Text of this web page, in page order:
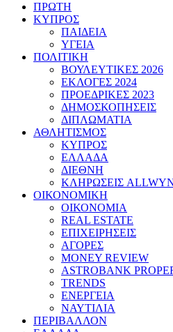
ΠΡΩΤΗ
ΚΥΠΡΟΣ
ΠΑΙΔΕΙΑ
ΥΓΕΙΑ
ΠΟΛΙΤΙΚΗ
ΒΟΥΛΕΥΤΙΚΕΣ 2026
ΕΚΛΟΓΕΣ 2024
ΠΡΟΕΔΡΙΚΕΣ 2023
ΔΗΜΟΣΚΟΠΗΣΕΙΣ
ΔΙΠΛΩΜΑΤΙΑ
ΑΘΛΗΤΙΣΜΟΣ
ΚΥΠΡΟΣ
ΕΛΛΑΔΑ
ΔΙΕΘΝΗ
ΚΛΗΡΩΣΕΙΣ
ΟΙΚΟΝΟΜΙΚΗ
ΟΙΚΟΝΟΜΙΑ
REAL ESTATE
ΕΠΙΧΕΙΡΗΣΕΙΣ
ΑΓΟΡΕΣ
MONEY REVIEW
ASTROBANK
TRENDS
ΕΝΕΡΓΕΙΑ
ΝΑΥΤΙΛΙΑ
ΠΕΡΙΒΑΛΛΟΝ